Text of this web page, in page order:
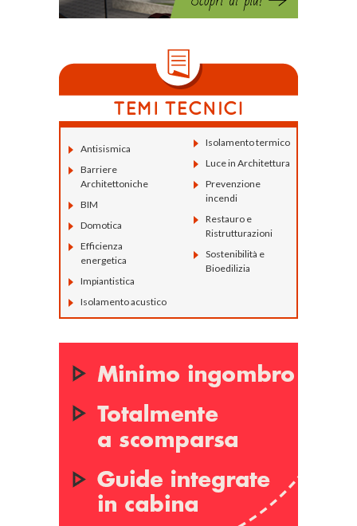
Antisismica
Barriere
Architettoniche
BIM
Domotica
Efficienza
energetica
Impiantistica
Isolamento acustico
Isolamento termico
Luce in Architettura
Prevenzione
incendi
Restauro e
Ristrutturazioni
Sostenibilità e
Bioedilizia